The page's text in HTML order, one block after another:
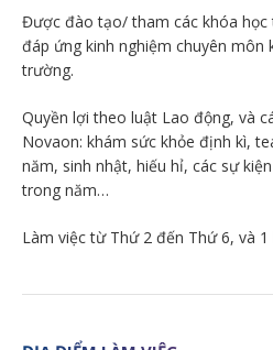
Được đào tạo/ tham các khóa
đáp ứng kinh nghiệm chuyên
trường.
Quyền lợi theo luật Lao động, và
Novaon: khám sức khỏe định kì,
năm, sinh nhật, hiếu hỉ, các sự
trong năm…
Làm việc từ Thứ 2 đến Thứ 6, và